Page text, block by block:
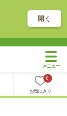
開く
0
お気に入り